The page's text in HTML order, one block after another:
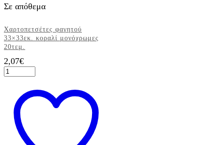
Σε απόθεμα
Χαρτοπετσέτες φαγητού
33×33εκ. κοραλί μονόχρωμες
20τεμ.
2,07€
Χαρτοπετσέτες
φαγητού
κοραλί
μονόχρωμες
20τεμ.
ποσότητα